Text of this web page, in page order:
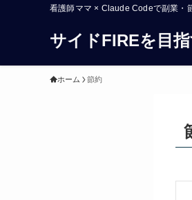
看護師ママ × Claude Codeで副業・
サイドFIREを目指
ホーム 節約